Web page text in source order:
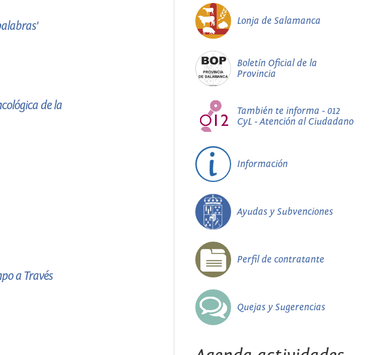
de la
a Través
Lonja de Salamanca
Boletín Oficial de la
Provincia
También te informa - 012
CyL - Atención al Ciudadano
Información
Ayudas y Subvenciones
Perfil de contratante
Quejas y Sugerencias